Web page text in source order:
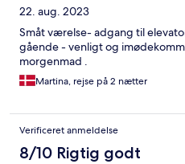
22. aug. 2023
Småt værelse- adgang til
gående - venligt og
morgenmad .
Martina, rejse på 2 nætter
Verificeret anmeldelse
8/10 Rigtig godt